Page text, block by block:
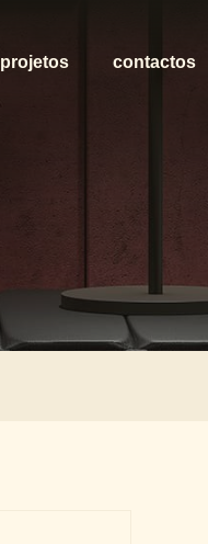
projetos contactos